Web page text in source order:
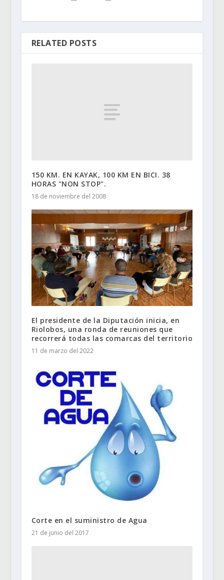
RELATED POSTS
150 KM. EN KAYAK, 100 KM EN BICI. 38
HORAS "NON STOP".
18 de noviembre del 2008
El presidente de la Diputación inicia, en
Riolobos, una ronda de reuniones que
recorrerá todas las comarcas del territorio
11 de marzo del 2022
Corte en el suministro de Agua
21 de junio del 2017